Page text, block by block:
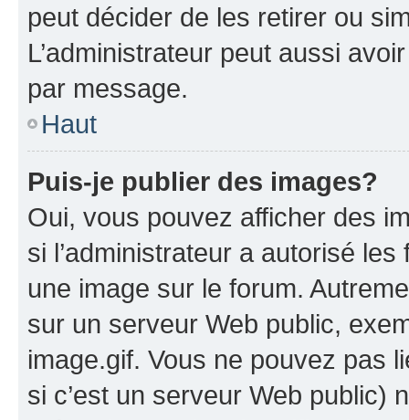
peut décider de les retirer ou
L’administrateur peut aussi
par message.
Haut
Puis-je publier des images?
Oui, vous pouvez afficher des
si l’administrateur a autorisé
une image sur le forum.
sur un serveur Web public,
image.gif. Vous ne pouvez pas
si c’est un serveur Web public)